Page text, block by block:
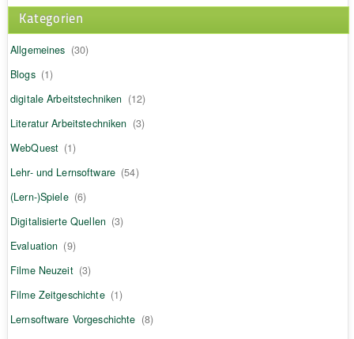
Kategorien
Allgemeines (30)
Blogs (1)
digitale Arbeitstechniken (12)
Literatur Arbeitstechniken (3)
WebQuest (1)
Lehr- und Lernsoftware (54)
(Lern-)Spiele (6)
Digitalisierte Quellen (3)
Evaluation (9)
Filme Neuzeit (3)
Filme Zeitgeschichte (1)
Lernsoftware Vorgeschichte (8)